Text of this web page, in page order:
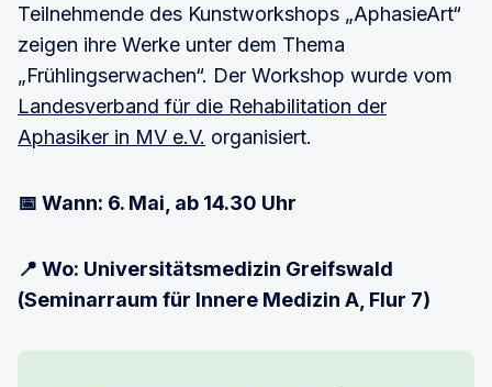
Teilnehmende des Kunstworkshops „AphasieArt“
zeigen ihre Werke unter dem Thema
„Frühlingserwachen“. Der Workshop wurde vom
Landesverband für die Rehabilitation der
Aphasiker in MV e.V. organisiert.
📅 Wann: 6. Mai, ab 14.30 Uhr
📍 Wo: Universitätsmedizin Greifswald
(Seminarraum für Innere Medizin A, Flur 7)